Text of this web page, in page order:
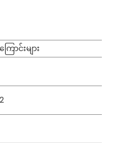
ောင်းများ